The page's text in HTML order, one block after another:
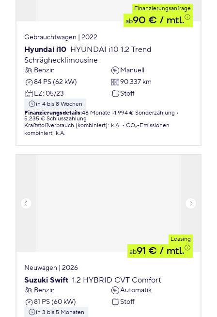
Finanzierungsanfrage
ab90 € / mtl.
Gebrauchtwagen | 2022
Hyundai i10 HYUNDAI i10 1.2 Trend
Schräghecklimousine
Benzin
Manuell
84 PS (62 kW)
90.337 km
EZ: 05/23 Stoff
in 4 bis 8 Wochen
Finanzierungsdetails:48 Monate 1.994 € Sonderzahlung
5.235 € Schlusszahlung
Kraftstoffverbrauch (kombiniert): k.A.
CO₂-Emissionen
kombiniert: k.A.
Leasing
ab91 € / mtl.
Neuwagen | 2026
Suzuki Swift 1.2 HYBRID CVT Comfort
Benzin
Automatik
81 PS (60 kW)
Stoff
in 3 bis 5 Monaten